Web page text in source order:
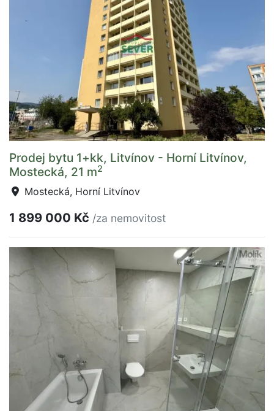
Prodej bytu 1+kk, Litvínov - Horní Litvínov,
Mostecká, 21 m2
Mostecká, Horní Litvínov
1 899 000 Kč /za nemovitost